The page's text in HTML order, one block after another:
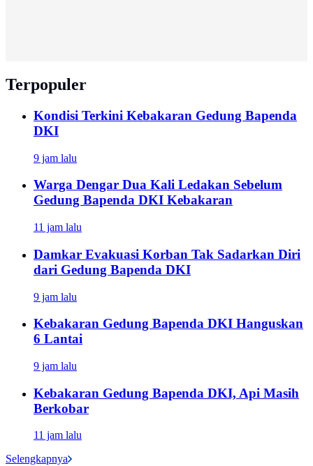
Terpopuler
Kondisi Terkini Kebakaran Gedung Bapenda
DKI
9 jam lalu
Warga Dengar Dua Kali Ledakan Sebelum
Gedung Bapenda DKI Kebakaran
11 jam lalu
Damkar Evakuasi Korban Tak Sadarkan Diri
dari Gedung Bapenda DKI
9 jam lalu
Kebakaran Gedung Bapenda DKI Hanguskan
6 Lantai
9 jam lalu
Kebakaran Gedung Bapenda DKI, Api Masih
Berkobar
11 jam lalu
Selengkapnya